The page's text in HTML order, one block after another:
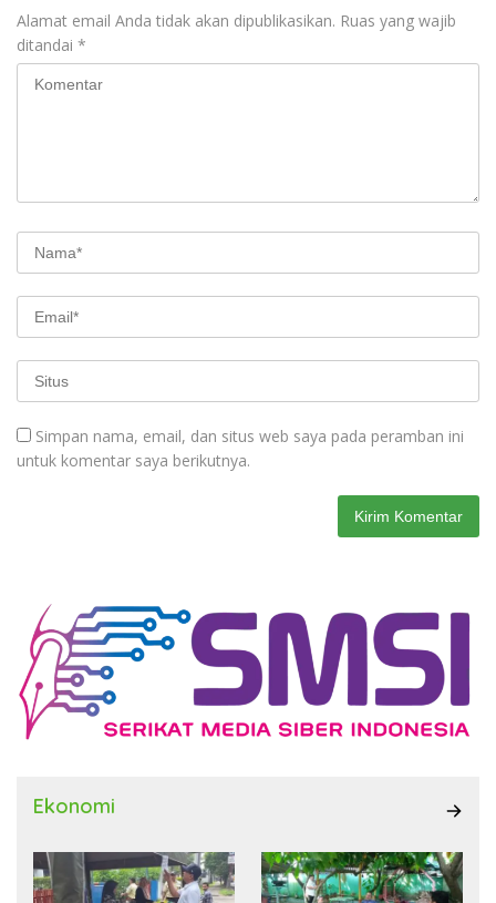
Alamat email Anda tidak akan dipublikasikan. Ruas yang wajib
ditandai *
Simpan nama, email, dan situs web saya pada peramban ini
untuk komentar saya berikutnya.
Ekonomi